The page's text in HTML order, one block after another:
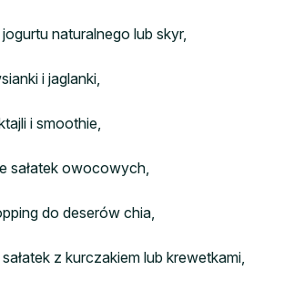
naturalnego lub skyr,
i jaglanki,
i smoothie,
sałatek owocowych,
do deserów chia,
z kurczakiem lub krewetkami,